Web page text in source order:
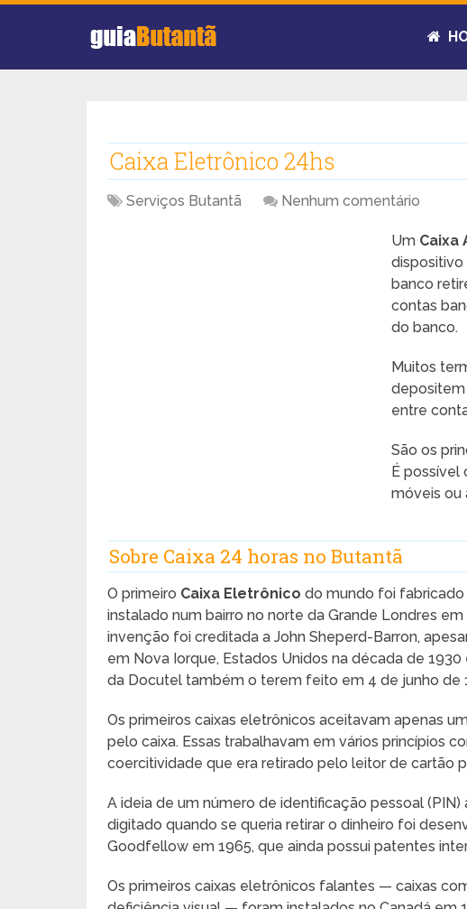
Caixa Eletrônico 24hs
Serviços Butantã Nenhum comentário
Um Caixa
banco
contas
do banco.
Muitos
depositem
entre
São os
É possível
móveis ou
Sobre Caixa 24 horas no Butantã
O primeiro Caixa Eletrônico do mundo foi
instalado num bairro no norte da Grande Londres
invenção foi creditada a John Sheperd-Barron,
em Nova Iorque, Estados Unidos na década de
da Docutel também o terem feito em 4 de junho de
Os primeiros caixas eletrônicos aceitavam apenas
pelo caixa. Essas trabalhavam em vários princípios
coercitividade que era retirado pelo leitor de cartão
A ideia de um número de identificação pessoal
digitado quando se queria retirar o dinheiro foi
Goodfellow em 1965, que ainda possui patentes
Os primeiros caixas eletrônicos falantes — caixas